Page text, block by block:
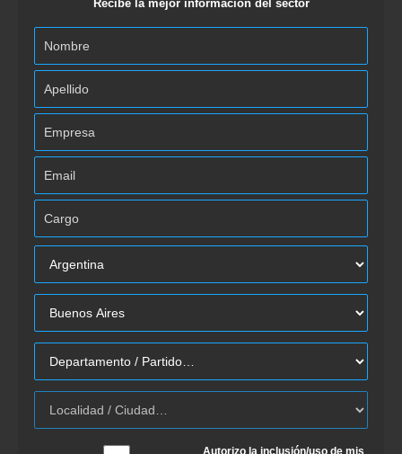
Recibe la mejor información del sector